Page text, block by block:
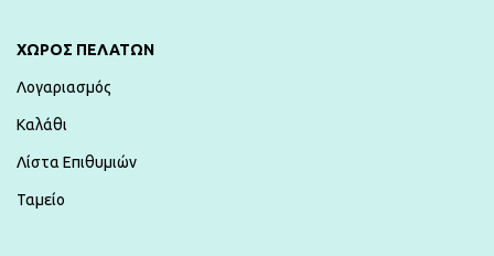
ΧΏΡΟΣ ΠΕΛΑΤΏΝ
Λογαριασμός
Καλάθι
Λίστα Επιθυμιών
Ταμείο